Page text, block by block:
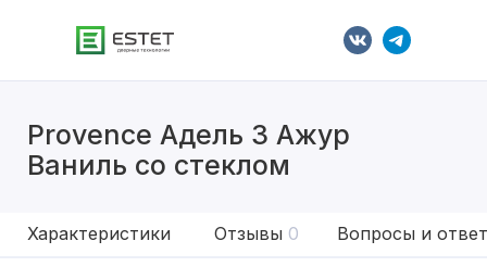
Provence Адель 3 Ажур
Ваниль со стеклом
Характеристики Отзывы 0 Вопросы и